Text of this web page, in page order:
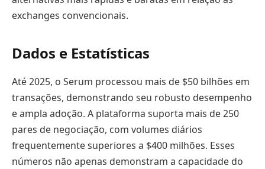
exchanges convencionais.
Dados e Estatísticas
Até 2025, o Serum processou mais de $50 bilhões em
transações, demonstrando seu robusto desempenho
e ampla adoção. A plataforma suporta mais de 250
pares de negociação, com volumes diários
frequentemente superiores a $400 milhões. Esses
números não apenas demonstram a capacidade do